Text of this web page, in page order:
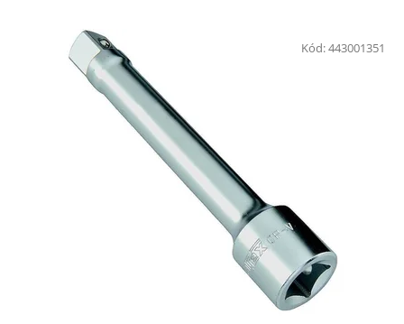
Kód:443001351